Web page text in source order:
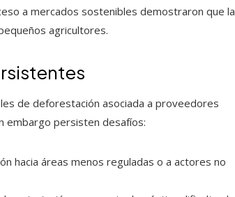
a mercados sostenibles demostraron que la
agricultores.
de deforestación asociada a proveedores
embargo persisten desafíos:
hacia áreas menos reguladas o a actores no